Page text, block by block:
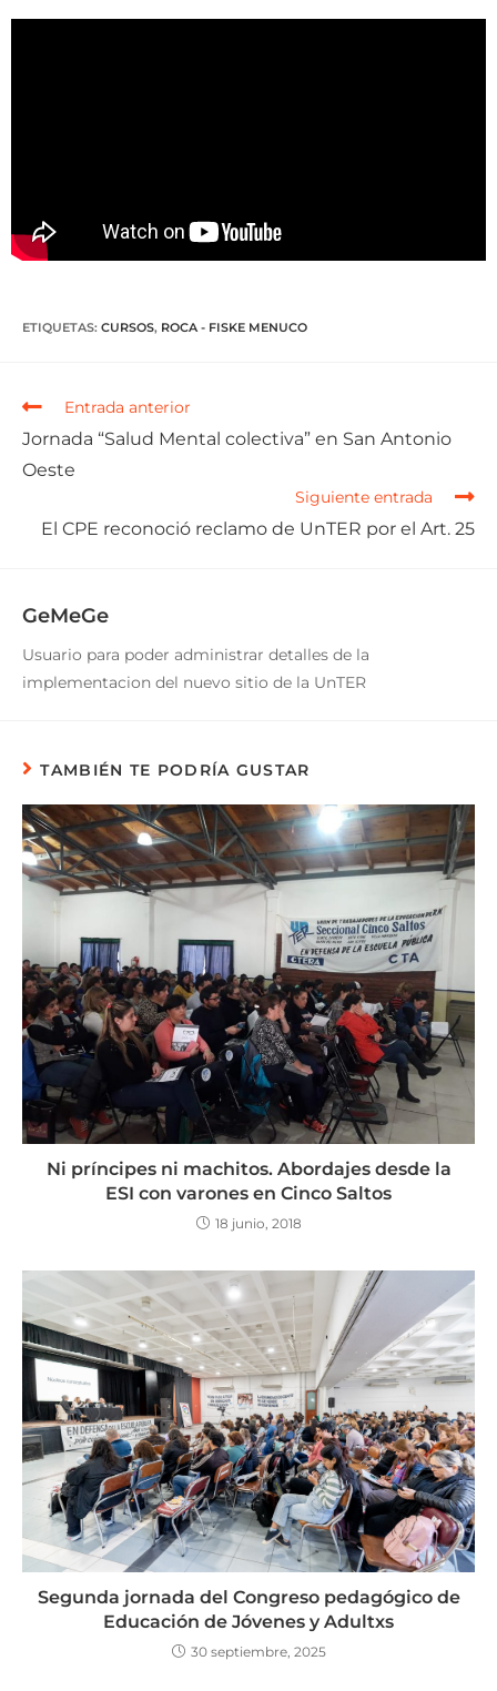
ETIQUETAS: CURSOS, ROCA - FISKE MENUCO
Entrada anterior
Jornada “Salud Mental colectiva” en San Antonio
Oeste
Siguiente entrada
El CPE reconoció reclamo de UnTER por el Art. 25
GeMeGe
Usuario para poder administrar detalles de la
implementacion del nuevo sitio de la UnTER
TAMBIÉN TE PODRÍA GUSTAR
Ni príncipes ni machitos. Abordajes desde la
ESI con varones en Cinco Saltos
18 junio, 2018
Segunda jornada del Congreso pedagógico de
Educación de Jóvenes y Adultxs
30 septiembre, 2025